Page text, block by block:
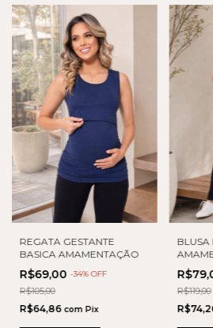
REGATA GESTANTE
BASICA AMAMENTAÇÃO
R$69,00 -34% OFF
R$105,00
R$64,86 com Pix
BLUSA
R$119,00